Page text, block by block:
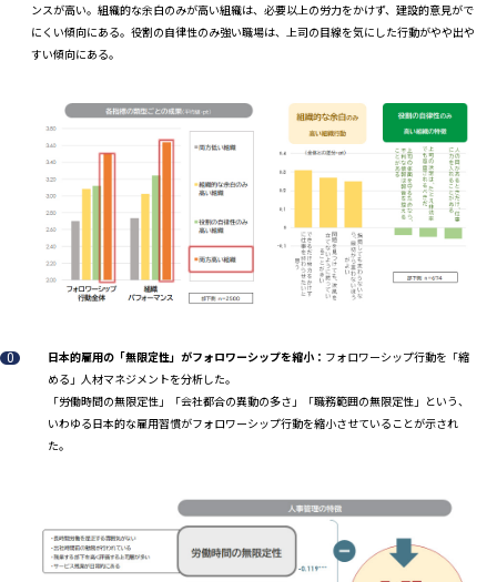
ンスが高い。組織的な余白のみが高い組織は、必要以上の労力をかけず、建設的意見がで
にくい傾向にある。役割の自律性のみ強い職場は、上司の目線を気にした行動がやや出や
すい傾向にある。
日本的雇用の「無限定性」がフォロワーシップを縮小： フォロワーシップ行動を「縮
める」人材マネジメントを分析した。
「労働時間の無限定性」「会社都合の異動の多さ」「職務範囲の無限定性」という、
いわゆる日本的な雇用習慣がフォロワーシップ行動を縮小させていることが示され
た。